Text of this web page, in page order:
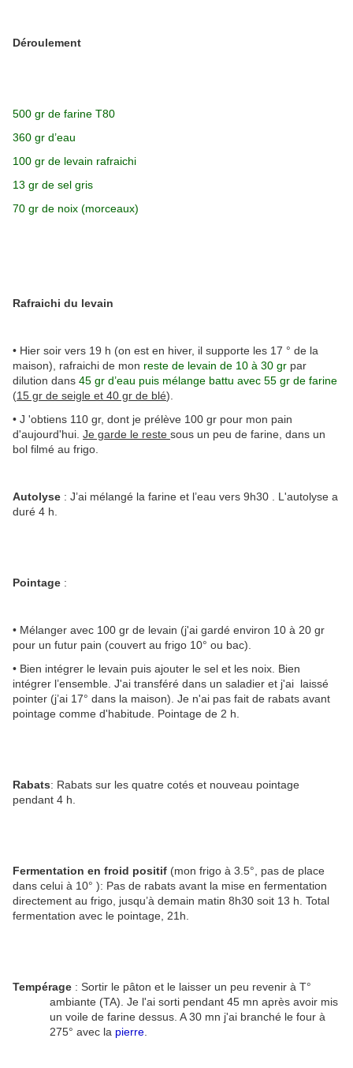
Déroulement
500 gr de farine T80
360 gr d’eau
100 gr de levain rafraichi
13 gr de sel gris
70 gr de noix (morceaux)
Rafraichi du levain
• Hier soir vers 19 h (on est en hiver, il supporte les 17 ° de la
maison), rafraichi de mon reste de levain de 10 à 30 gr par
dilution dans 45 gr d’eau puis mélange battu avec 55 gr de farine
(15 gr de seigle et 40 gr de blé).
• J 'obtiens 110 gr, dont je prélève 100 gr pour mon pain
d'aujourd'hui. Je garde le reste sous un peu de farine, dans un
bol filmé au frigo.
Autolyse : J’ai mélangé la farine et l’eau vers 9h30 . L'autolyse a
duré 4 h.
Pointage :
• Mélanger avec 100 gr de levain (j'ai gardé environ 10 à 20 gr
pour un futur pain (couvert au frigo 10° ou bac).
• Bien intégrer le levain puis ajouter le sel et les noix. Bien
intégrer l’ensemble. J'ai transféré dans un saladier et j'ai laissé
pointer (j’ai 17° dans la maison). Je n'ai pas fait de rabats avant
pointage comme d'habitude. Pointage de 2 h.
Rabats: Rabats sur les quatre cotés et nouveau pointage
pendant 4 h.
Fermentation en froid positif (mon frigo à 3.5°, pas de place
dans celui à 10° ): Pas de rabats avant la mise en fermentation
directement au frigo, jusqu’à demain matin 8h30 soit 13 h. Total
fermentation avec le pointage, 21h.
Tempérage: Sortir le pâton et le laisser un peu revenir à T°
ambiante (TA). Je l'ai sorti pendant 45 mn après avoir mis
un voile de farine dessus. A 30 mn j'ai branché le four à
275° avec la pierre